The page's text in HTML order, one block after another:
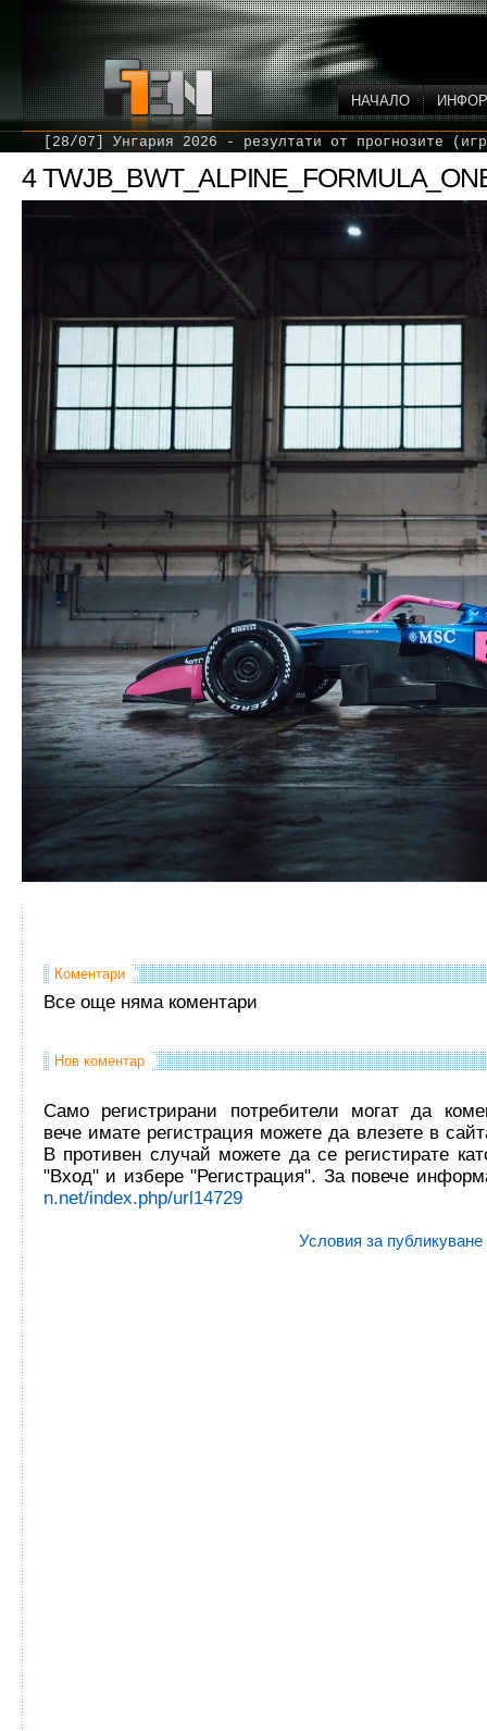
НАЧАЛО
[28/07] Унгария 2026 - резултати от прогнозите
4
Коментари
Все още няма коментари
Нов коментар
Само регистрирани потребители могат да
вече имате регистрация можете да влезете в
В противен случай можете да се регистирате
"Вход" и избере "Регистрация". За повече
n.net/index.php/url14729
Условия за